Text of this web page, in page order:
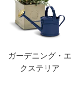
ガーデニング・エ
クステリア